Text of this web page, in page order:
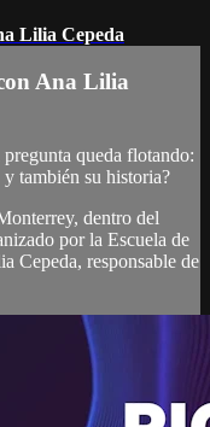
Lilia Cepeda
Ana Lilia
queda flotando:
también su historia?
dentro del
por la Escuela de
Cepeda, responsable de